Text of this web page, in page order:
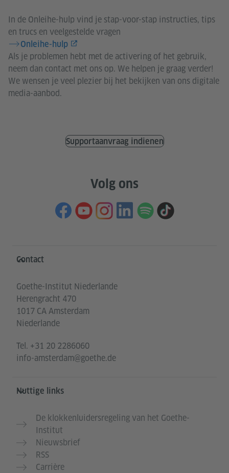
In de Onleihe-hulp vind je stap-voor-stap instructies, tips
en trucs en veelgestelde vragen
Onleihe-hulp
Als je problemen hebt met de activering of het gebruik,
neem dan contact met ons op. We helpen je graag verder!
We wensen je veel plezier bij het bekijken van ons digitale
media-aanbod.
Supportaanvraag indienen
Volg ons
Service- und Informationsbereich
Contact
Goethe-Institut Niederlande
Herengracht 470
1017 CA Amsterdam
Niederlande
Tel. +31 20 2286060
info-amsterdam@goethe.de
Nuttige links
De klokkenluidersregeling van het Goethe-
Institut
Nieuwsbrief
RSS
Carrière